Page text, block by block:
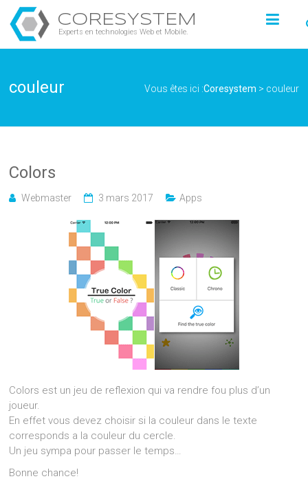
CORESYSTEM
Experts en technologies Web et Mobile.
couleur Vous êtes ici :Coresystem > couleur
Colors
Webmaster 3 mars 2017 Apps
Colors est un jeu de reflexion qui va rendre fou plus d’un
joueur.
En effet vous devez choisir si la couleur dans le texte
corresponds a la couleur du cercle.
Un jeu sympa pour passer le temps…
Bonne chance!